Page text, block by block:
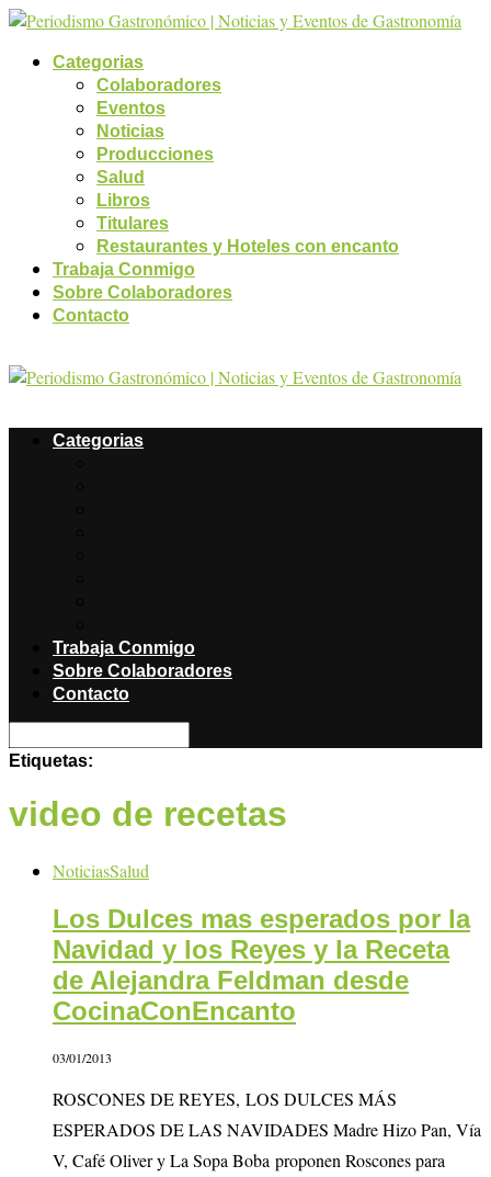
Categorias
Colaboradores
Eventos
Noticias
Producciones
Salud
Libros
Titulares
Restaurantes y Hoteles con encanto
Trabaja Conmigo
Sobre Colaboradores
Contacto
Categorias
Trabaja Conmigo
Sobre Colaboradores
Contacto
Etiquetas:
video de recetas
NoticiasSalud
Los Dulces mas esperados por la
Navidad y los Reyes y la Receta
de Alejandra Feldman desde
CocinaConEncanto
03/01/2013
ROSCONES DE REYES, LOS DULCES MÁS
ESPERADOS DE LAS NAVIDADES Madre Hizo Pan, Vía
V, Café Oliver y La Sopa Boba proponen Roscones para